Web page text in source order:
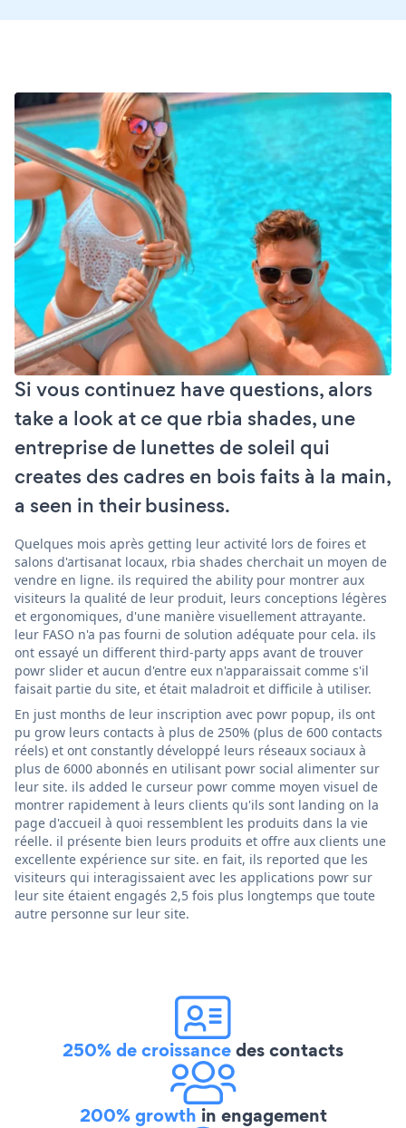
Si vous continuez have questions, alors
take a look at ce que rbia shades, une
entreprise de lunettes de soleil qui
creates des cadres en bois faits à la main,
a seen in their business.
Quelques mois après getting leur activité lors de foires et
salons d'artisanat locaux, rbia shades cherchait un moyen de
vendre en ligne. ils required the ability pour montrer aux
visiteurs la qualité de leur produit, leurs conceptions légères
et ergonomiques, d'une manière visuellement attrayante.
leur FASO n'a pas fourni de solution adéquate pour cela. ils
ont essayé un different third-party apps avant de trouver
powr slider et aucun d'entre eux n'apparaissait comme s'il
faisait partie du site, et était maladroit et difficile à utiliser.
En just months de leur inscription avec powr popup, ils ont
pu grow leurs contacts à plus de 250% (plus de 600 contacts
réels) et ont constantly développé leurs réseaux sociaux à
plus de 6000 abonnés en utilisant powr social alimenter sur
leur site. ils added le curseur powr comme moyen visuel de
montrer rapidement à leurs clients qu'ils sont landing on la
page d'accueil à quoi ressemblent les produits dans la vie
réelle. il présente bien leurs produits et offre aux clients une
excellente expérience sur site. en fait, ils reported que les
visiteurs qui interagissaient avec les applications powr sur
leur site étaient engagés 2,5 fois plus longtemps que toute
autre personne sur leur site.
250% de croissancedes contacts
200% growth in engagement